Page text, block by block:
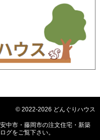
© 2022-2026 どんぐりハウス
中市・藤岡市の注文住宅・新築
グをご覧下さい。